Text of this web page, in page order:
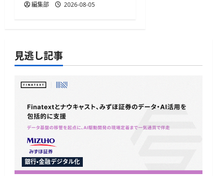
編集部 2026-08-05
見逃し記事
銀行・金融デジタル化